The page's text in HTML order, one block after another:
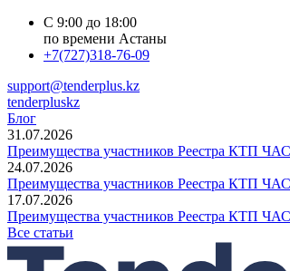
С 9:00 до 18:00
по времени Астаны
+7(727)318-76-09
support@tenderplus.kz
tenderpluskz
Блог
31.07.2026
Преимущества участников Реестра КТП
24.07.2026
Преимущества участников Реестра КТП
17.07.2026
Преимущества участников Реестра КТП
Все статьи